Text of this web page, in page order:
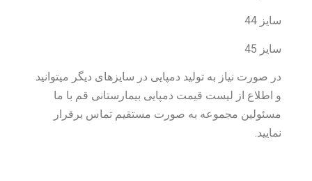
سایز 44
سایز 45
در صورت نیاز به تولید دمپایی در سایزهای دیگر میتوانید
و اطلاع از لیست قیمت دمپایی بیمارستانی قم با ما
مسئولین مجموعه به صورت مستقیم تماس برقرار
نمایید.